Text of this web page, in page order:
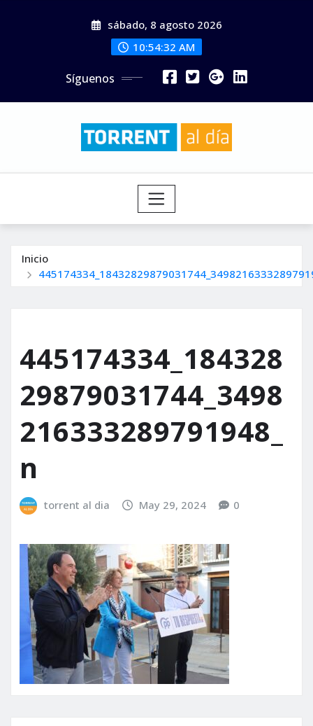
sábado, 8 agosto 2026
10:54:34 AM
Síguenos
Inicio
445174334_184328
29879031744_3498
216333289791948_
n
torrent al dia May 29, 2024 0